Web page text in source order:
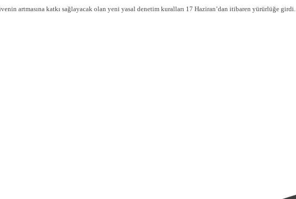
artmasına katkı sağlayacak olan yeni yasal denetim kuralları 17 Haziran’dan itibaren yürürlüğe girdi.